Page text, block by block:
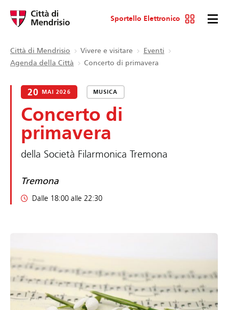
Sportello Elettronico
Città di Mendrisio Vivere e visitare
Eventi
Agenda della Città
Concerto di primavera
20 MAI 2026 MUSICA
Concerto di
primavera
della Società Filarmonica Tremona
Tremona
Dalle 18:00 alle 22:30